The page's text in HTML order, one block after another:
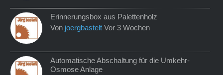
Erinnerungsbox aus Palettenholz
Von joergbastelt Vor 3 Wochen
Automatische Abschaltung für die Umkehr-
Osmose Anlage